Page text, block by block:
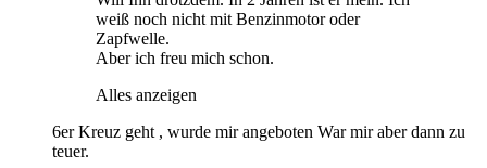
weiß noch nicht mit Benzinmotor oder
Zapfwelle.
Aber ich freu mich schon.
Alles anzeigen
6er Kreuz geht , wurde mir angeboten War mir aber dann zu
teuer.